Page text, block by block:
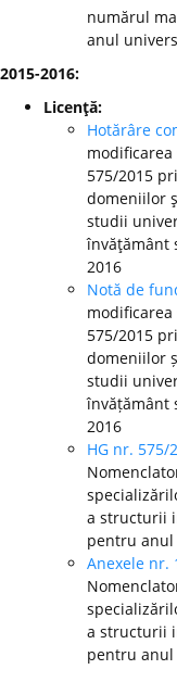
numărul
anul
2015-2016:
Licenţă:
Hotărâre
575/2015
domeniilor
studii
învăţământ
2016
Notă de
575/2015
domeniilor
studii
învățământ
2016
HG nr. 575/
a structurii
pentru anul
Anexele nr.
a structurii
pentru anul